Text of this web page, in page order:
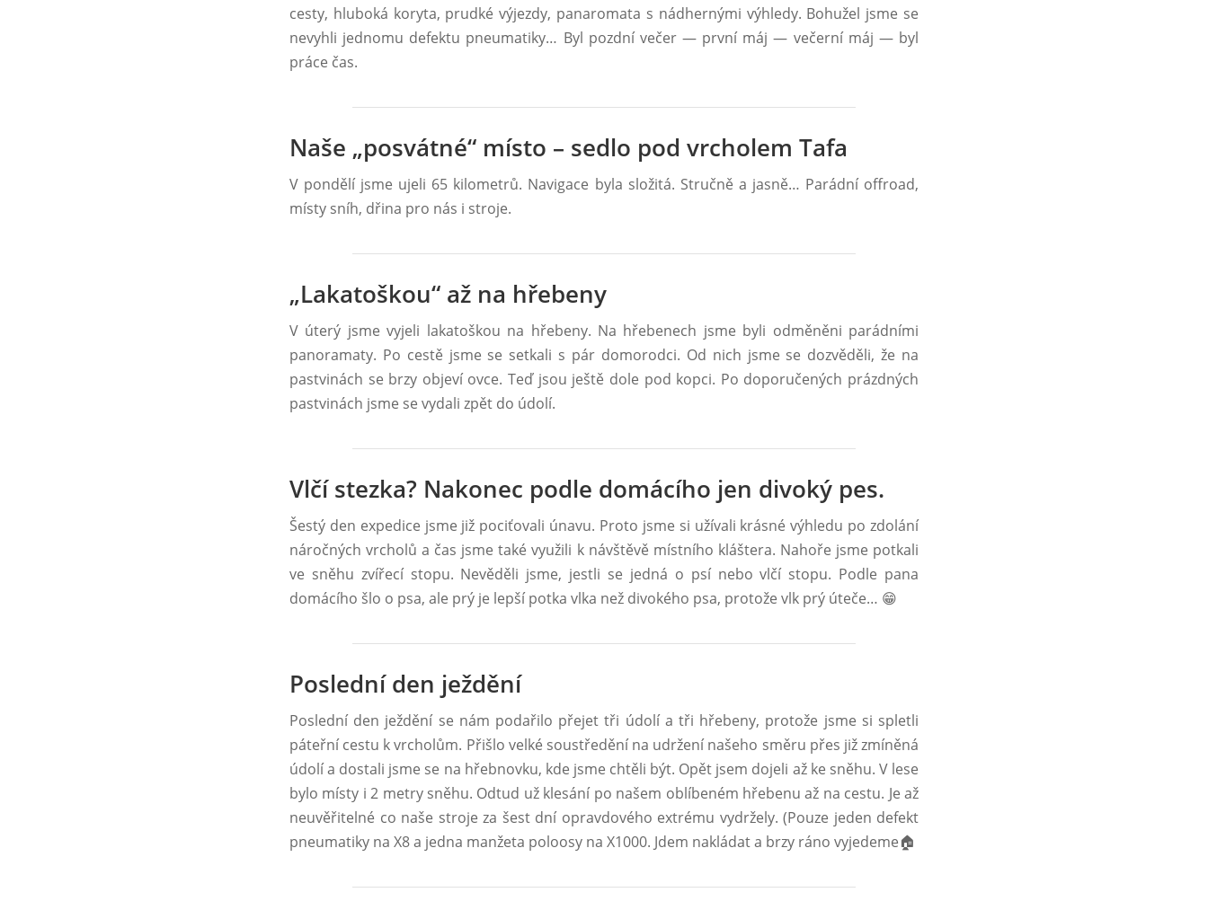
cesty, hluboká koryta, prudké výjezdy, panaromata s nádhernými výhledy. Bohužel jsme se
nevyhli jednomu defektu pneumatiky… Byl pozdní večer ― první máj ― večerní máj ― byl
práce čas.
Naše „posvátné“ místo – sedlo pod vrcholem Tafa
V pondělí jsme ujeli 65 kilometrů. Navigace byla složitá. Stručně a jasně… Parádní offroad,
místy sníh, dřina pro nás i stroje.
„Lakatoškou“ až na hřebeny
V úterý jsme vyjeli lakatoškou na hřebeny. Na hřebenech jsme byli odměněni parádními
panoramaty. Po cestě jsme se setkali s pár domorodci. Od nich jsme se dozvěděli, že na
pastvinách se brzy objeví ovce. Teď jsou ještě dole pod kopci. Po doporučených prázdných
pastvinách jsme se vydali zpět do údolí.
Vlčí stezka? Nakonec podle domácího jen divoký pes.
Šestý den expedice jsme již pociťovali únavu. Proto jsme si užívali krásné výhledu po zdolání
náročných vrcholů a čas jsme také využili k návštěvě místního kláštera. Nahoře jsme potkali
ve sněhu zvířecí stopu. Nevěděli jsme, jestli se jedná o psí nebo vlčí stopu. Podle pana
domácího šlo o psa, ale prý je lepší potka vlka než divokého psa, protože vlk prý úteče… 😁
Poslední den ježdění
Poslední den ježdění se nám podařilo přejet tři údolí a tři hřebeny, protože jsme si spletli
páteřní cestu k vrcholům. Přišlo velké soustředění na udržení našeho směru přes již zmíněná
údolí a dostali jsme se na hřebnovku, kde jsme chtěli být. Opět jsem dojeli až ke sněhu. V lese
bylo místy i 2 metry sněhu. Odtud už klesání po našem oblíbeném hřebenu až na cestu. Je až
neuvěřitelné co naše stroje za šest dní opravdového extrému vydržely. (Pouze jeden defekt
pneumatiky na X8 a jedna manžeta poloosy na X1000. Jdem nakládat a brzy ráno vyjedeme🏠